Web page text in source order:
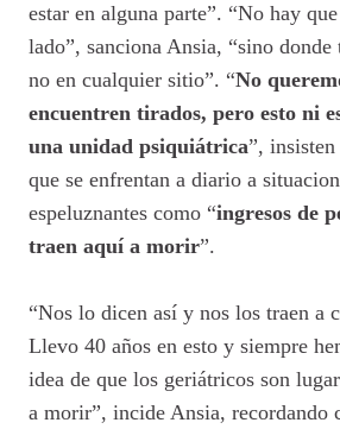
estar en alguna parte”. “No hay
lado”, sanciona Ansia, “sino donde
no en cualquier sitio”. “No
encuentren tirados, pero esto ni
una unidad psiquiátrica”,
que se enfrentan a diario a
espeluznantes como “ingresos de
traen aquí a morir”.
“Nos lo dicen así y nos los traen a
Llevo 40 años en esto y siempre
idea de que los geriátricos son
a morir”, incide Ansia, recordando